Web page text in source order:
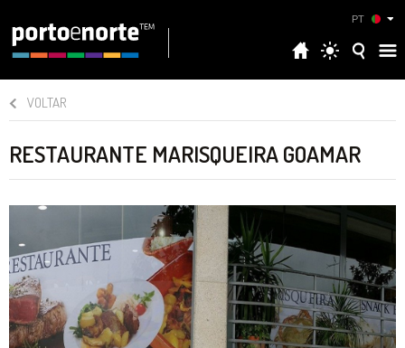
PT
VOLTAR
RESTAURANTE MARISQUEIRA GOAMAR